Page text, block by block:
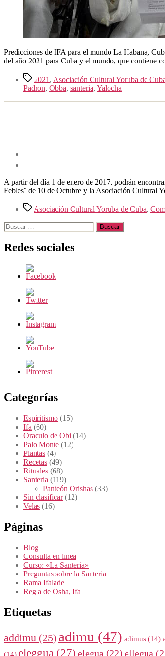
Predicciones de IFA para el mundo La Habana,
del año 2021 para Cuba y el mundo, que contiene
Etiquetas
2021 , Asociación Cultural Yoruba de Cuba
Padron, Obba, santeria, Yalocha
A partir del día 1 de enero de 2017, podrán
Febles¨ de 10 de Octubre y la Asociación Cultural
Etiquetas
Asociación Cultural Yoruba de Cuba,
Buscar:
Redes sociales
Categorías
Espiritismo (15)
Ifa (60)
Oraculo de Obi (14)
Palo Monte (12)
Plantas (4)
Recetas (49)
Rituales (68)
Santeria (119)
Panteón Orishas (33)
Sin clasificar(12)
Velas (16)
Páginas
Blog
Consulta en linea
Curso: «La Santeria»
Preguntas sobre la Santeria
Rama Ifalade
Regla de Osha, Ifa
Etiquetas
addimu (25) adimu (47) adimus (14)
(14) eleggua (27) elegua (22) ellegua